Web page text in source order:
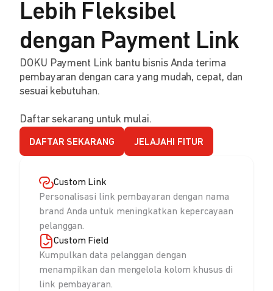
Lebih Fleksibel
dengan Payment Link
DOKU Payment Link bantu bisnis Anda terima
pembayaran dengan cara yang mudah, cepat, dan
sesuai kebutuhan.
Daftar sekarang untuk mulai.
DAFTAR SEKARANG JELAJAHI FITUR
Custom Link
Personalisasi link pembayaran dengan nama
brand Anda untuk meningkatkan kepercayaan
pelanggan.
Custom Field
Kumpulkan data pelanggan dengan
menampilkan dan mengelola kolom khusus di
link pembayaran.